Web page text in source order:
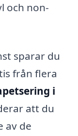
och non-
sparar du
från flera
i
att du
av de